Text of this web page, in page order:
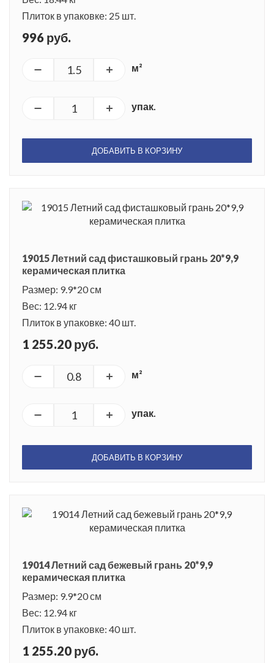
Плиток в упаковке: 25 шт.
996 руб.
м²
упак.
ДОБАВИТЬ В КОРЗИНУ
19015 Летний сад фисташковый грань 20*9,9
керамическая плитка
Размер: 9.9*20 см
Вес: 12.94 кг
Плиток в упаковке: 40 шт.
1 255.20 руб.
м²
упак.
ДОБАВИТЬ В КОРЗИНУ
19014 Летний сад бежевый грань 20*9,9
керамическая плитка
Размер: 9.9*20 см
Вес: 12.94 кг
Плиток в упаковке: 40 шт.
1 255.20 руб.